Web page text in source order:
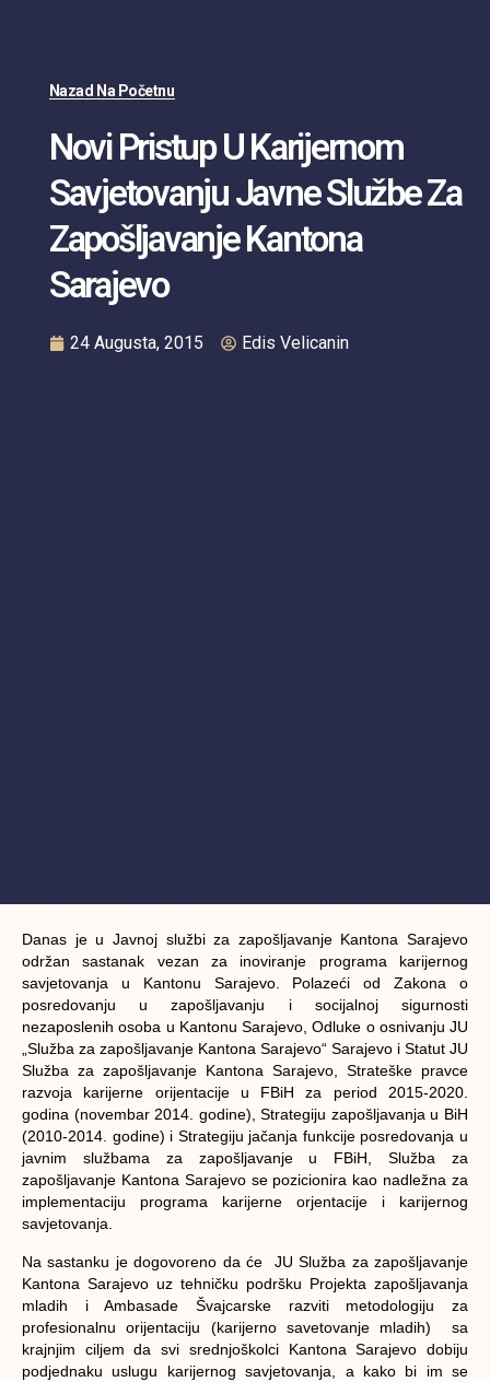
Nazad Na Početnu
Novi Pristup U Karijernom
Savjetovanju Javne Službe Za
Zapošljavanje Kantona
Sarajevo
24 Augusta, 2015 Edis Velicanin
Danas je u Javnoj službi za zapošljavanje Kantona Sarajevo
održan sastanak vezan za inoviranje programa karijernog
savjetovanja u Kantonu Sarajevo. Polazeći od Zakona o
posredovanju u zapošljavanju i socijalnoj sigurnosti
nezaposlenih osoba u Kantonu Sarajevo, Odluke o osnivanju JU
„Služba za zapošljavanje Kantona Sarajevo“ Sarajevo i Statut JU
Služba za zapošljavanje Kantona Sarajevo, Strateške pravce
razvoja karijerne orijentacije u FBiH za period 2015-2020.
godina (novembar 2014. godine), Strategiju zapošljavanja u BiH
(2010-2014. godine) i Strategiju jačanja funkcije posredovanja u
javnim službama za zapošljavanje u FBiH, Služba za
zapošljavanje Kantona Sarajevo se pozicionira kao nadležna za
implementaciju programa karijerne orjentacije i karijernog
savjetovanja.
Na sastanku je dogovoreno da će JU Služba za zapošljavanje
Kantona Sarajevo uz tehničku podršku Projekta zapošljavanja
mladih i Ambasade Švajcarske razviti metodologiju za
profesionalnu orijentaciju (karijerno savetovanje mladih) sa
krajnjim ciljem da svi srednjoškolci Kantona Sarajevo dobiju
podjednaku uslugu karijernog savjetovanja, a kako bi im se